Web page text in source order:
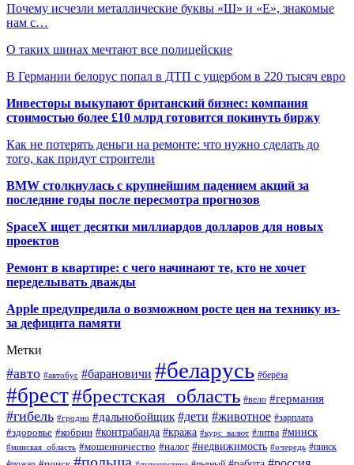
Почему исчезли металлические буквы «Ш» и «Е», знакомые
нам с…
О таких шинах мечтают все полицейские
В Германии белорус попал в ДТП с ущербом в 220 тысяч евро
Инвесторы выкупают британский бизнес: компания
стоимостью более £10 млрд готовится покинуть биржу
Как не потерять деньги на ремонте: что нужно сделать до
того, как придут строители
BMW столкнулась с крупнейшим падением акций за
последние годы после пересмотра прогнозов
SpaceX ищет десятки миллиардов долларов для новых
проектов
Ремонт в квартире: с чего начинают те, кто не хочет
переделывать дважды
Apple предупредила о возможном росте цен на технику из-
за дефицита памяти
Метки
#авто #автобус #барановичи #беларусь #берёза
#брест#брестская_область #вело #германия
#гибель #гродно #дальнобойщик #дети #животное #зарплата
#здоровье #кобрин #контрабанда #кража #курс_валют #литва #минск
#минская_область #мошенничество #налог #недвижимость #очередь #пинск